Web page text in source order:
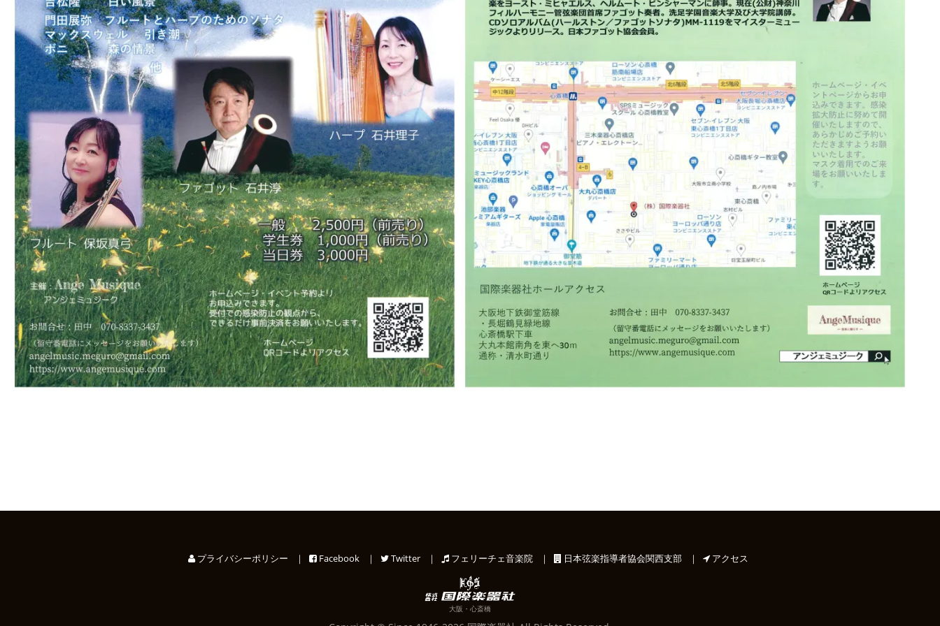
プライバシーポリシー ｜ Facebook ｜ Twitter ｜ フェリーチェ音楽院 ｜ 日本弦楽指導者協会関西支部 ｜ アクセス
大阪・心斎橋